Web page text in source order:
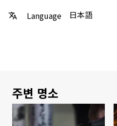
Language 日本語
주변 명소